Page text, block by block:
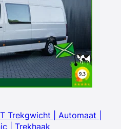
Trekgwicht | Automaat |
| Trekhaak